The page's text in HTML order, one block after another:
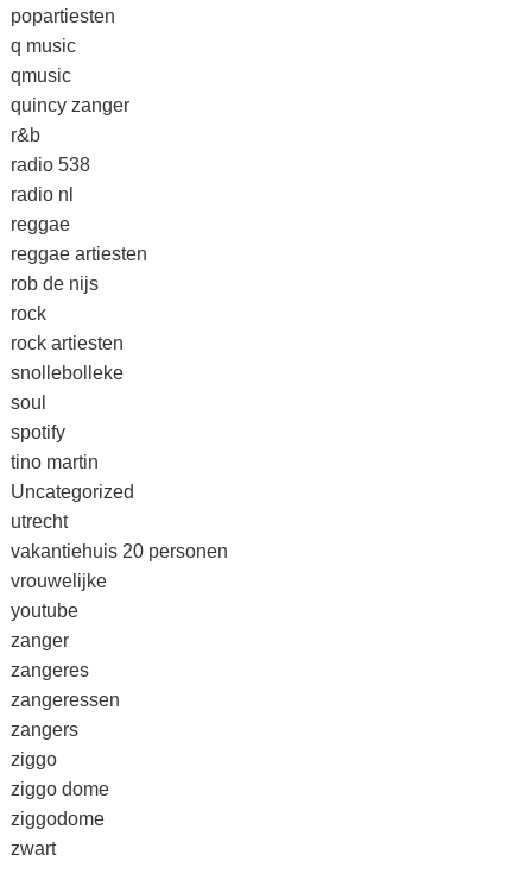
popartiesten
q music
qmusic
quincy zanger
r&b
radio 538
radio nl
reggae
reggae artiesten
rob de nijs
rock
rock artiesten
snollebolleke
soul
spotify
tino martin
Uncategorized
utrecht
vakantiehuis 20 personen
vrouwelijke
youtube
zanger
zangeres
zangeressen
zangers
ziggo
ziggo dome
ziggodome
zwart